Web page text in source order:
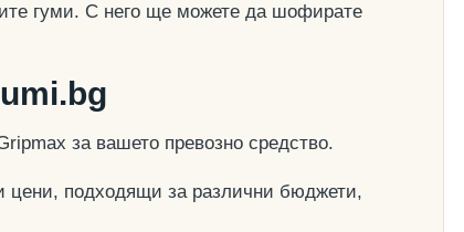
гуми. С него ще можете да шофирате
за вашето превозно средство.
цени, подходящи за различни бюджети,